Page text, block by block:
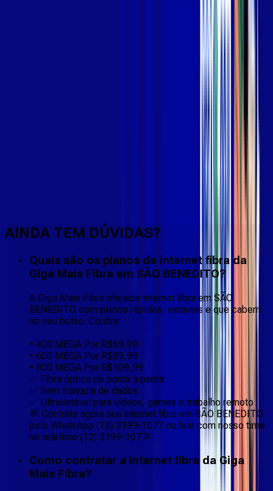
AINDA TEM DÚVIDAS?
Quais são os planos de internet fibra da
Giga Mais Fibra em SÃO BENEDITO?
A Giga Mais Fibra oferece internet fibra em SÃO
BENEDITO com planos rápidos, estáveis e que cabem
no seu bolso. Confira:
• 400 MEGA Por R$69,99
• 600 MEGA Por R$89,99
• 800 MEGA Por R$109,99
✅ Fibra óptica de ponta a ponta
✅ Sem franquia de dados
✅ Ultraestável para vídeos, games e trabalho remoto
💬 Contrate agora sua internet fibra em SÃO BENEDITO
pelo WhatsApp (12) 3199-1077 ou fale com nosso time
no telefone (12) 3199-1077!
Como contratar a internet fibra da Giga
Mais Fibra?